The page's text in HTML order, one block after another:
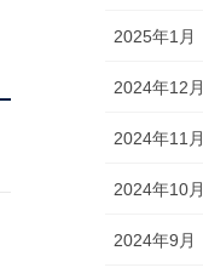
2025年1月
2024年12月
2024年11月
2024年10月
2024年9月